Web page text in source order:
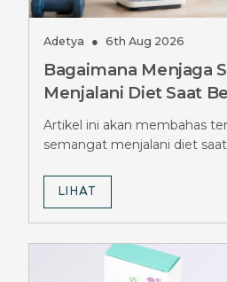
Adetya ● 6th Aug 2026
Bagaimana Menjaga
Menjalani Diet Saat
Stuck Berbulan-
Artikel ini akan membahas
semangat menjalani diet
LIHAT